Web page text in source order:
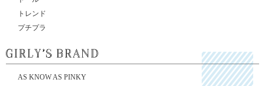
トレンド
プチプラ
AS KNOW AS PINKY